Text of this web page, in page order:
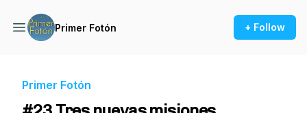
Primer Fotón + Follow
Primer Fotón